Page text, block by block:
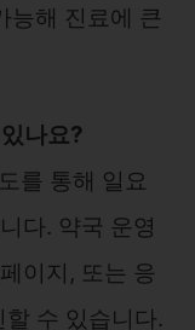
능해 진료에 큰
나요?
를 통해 일요
다. 약국 운영
이지, 또는 응
수 있습니다.